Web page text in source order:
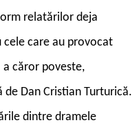
relatărilor deja
care au provocat
a căror poveste,
Dan Cristian Turturică.
dintre dramele